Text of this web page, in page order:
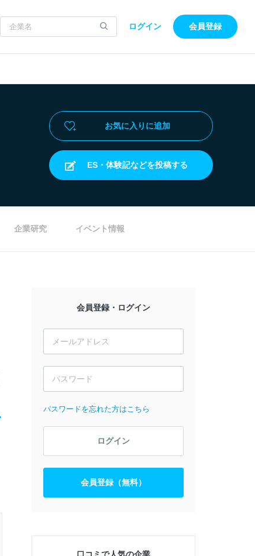
ログイン 会員登録
お気に入りに追加
ES・体験記などを投稿する
企業研究 イベント情報
会員登録・ログイン
パスワードを忘れた方はこちら
ログイン
会員登録（無料）